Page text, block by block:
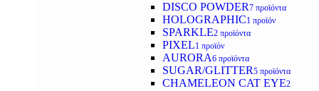
DISCO POWDER7 προϊόντα
HOLOGRAPHIC1 προϊόν
SPARKLE2 προϊόντα
PIXEL1 προϊόν
AURORA6 προϊόντα
SUGAR/GLITTER5 προϊόντα
CHAMELEON CAT EYE2